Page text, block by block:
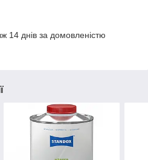
14 днів за домовленістю